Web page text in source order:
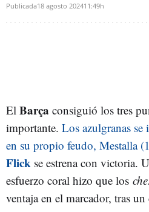
Publicada18 agosto 202411:49h
El Barça consiguió los tres
importante. Los azulgranas se
en su propio feudo, Mestalla
Flick se estrena con victoria.
esfuerzo coral hizo que los
ventaja en el marcador, tras